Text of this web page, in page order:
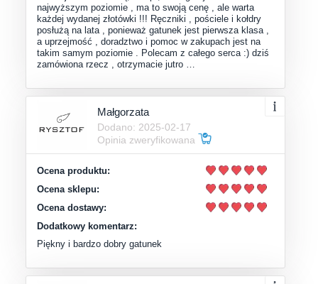
najwyższym poziomie , ma to swoją cenę , ale warta
każdej wydanej złotówki !!! Ręczniki , pościele i kołdry
posłużą na lata , ponieważ gatunek jest pierwsza klasa ,
a uprzejmość , doradztwo i pomoc w zakupach jest na
takim samym poziomie . Polecam z całego serca :) dziś
zamówiona rzecz , otrzymacie jutro …
Małgorzata
Dodano: 2025-02-17
Opinia zweryfikowana
Ocena produktu:
Ocena sklepu:
Ocena dostawy:
Dodatkowy komentarz:
Piękny i bardzo dobry gatunek